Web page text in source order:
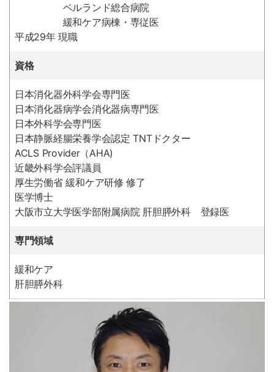
ベルランド総合病院
緩和ケア病棟・専従医
平成29年 現職
資格
日本消化器外科学会専門医
日本消化器病学会消化器病専門医
日本外科学会専門医
日本静脈経腸栄養学会認定 TNTドクター
ACLS Provider（AHA)
近畿外科学会評議員
厚生労働省 緩和ケア研修 修了
医学博士
大阪市立大学医学部附属病院 肝胆膵外科 登録医
専門領域
緩和ケア
肝胆膵外科